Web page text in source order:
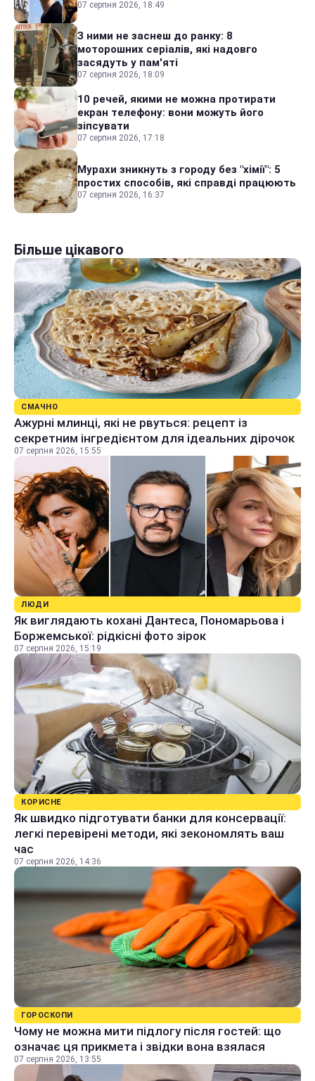
07 серпня 2026, 18:49
З ними не заснеш до ранку: 8
моторошних серіалів, які надовго
засядуть у пам'яті
07 серпня 2026, 18:09
10 речей, якими не можна протирати
екран телефону: вони можуть його
зіпсувати
07 серпня 2026, 17:18
Мурахи зникнуть з городу без "хімії": 5
простих способів, які справді працюють
07 серпня 2026, 16:37
Більше цікавого
СМАЧНО
Ажурні млинці, які не рвуться: рецепт із
секретним інгредієнтом для ідеальних дірочок
07 серпня 2026, 15:55
ЛЮДИ
Як виглядають кохані Дантеса, Пономарьова і
Боржемської: рідкісні фото зірок
07 серпня 2026, 15:19
КОРИСНЕ
Як швидко підготувати банки для консервації:
легкі перевірені методи, які зекономлять ваш
час
07 серпня 2026, 14:36
ГОРОСКОПИ
Чому не можна мити підлогу після гостей: що
означає ця прикмета і звідки вона взялася
07 серпня 2026, 13:55